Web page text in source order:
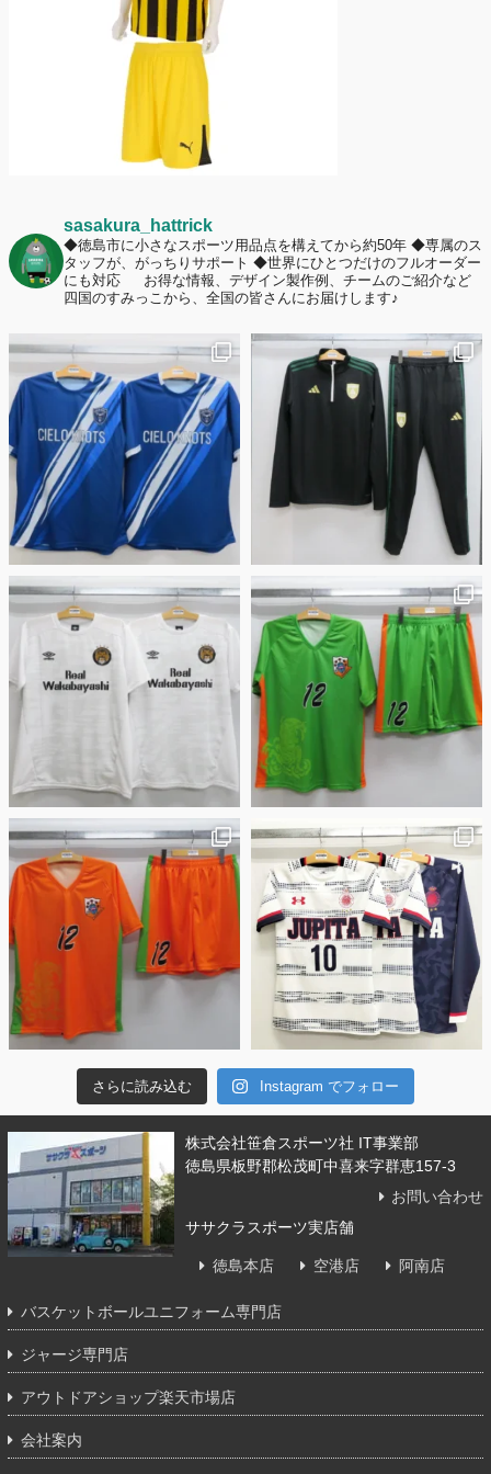
ームへの愛情が伝わる応援スタイルとは？
sasakura_hattrick
◆徳島市に小さなスポーツ用品点を構えてから約50年 ◆専属のス
タッフが、がっちりサポート ◆世界にひとつだけのフルオーダー
にも対応
お得な情報、デザイン製作例、チームのご紹介など
四国のすみっこから、全国の皆さんにお届けします♪
さらに読み込む Instagram でフォロー
株式会社笹倉スポーツ社 IT事業部
徳島県板野郡松茂町中喜来字群恵157-3
お問い合わせ
ササクラスポーツ実店舗
徳島本店 空港店 阿南店
バスケットボールユニフォーム専門店
ジャージ専門店
アウトドアショップ楽天市場店
会社案内